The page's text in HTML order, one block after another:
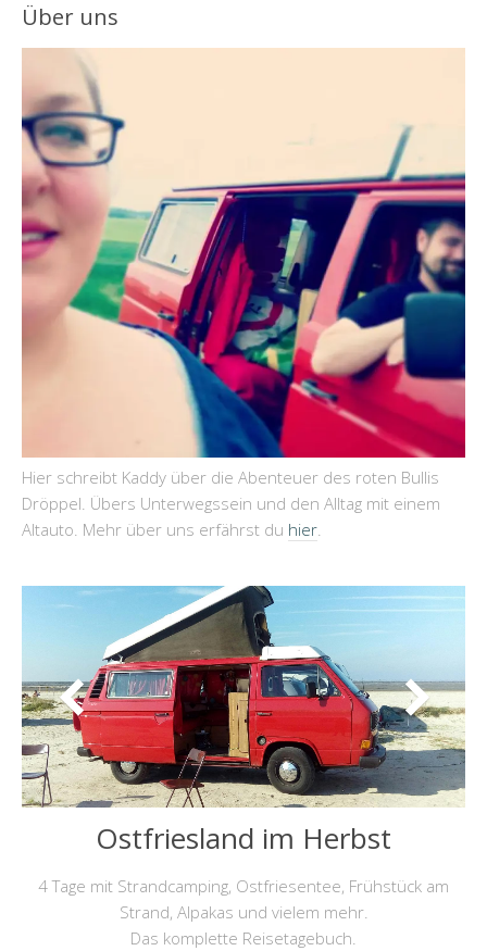
Über uns
Hier schreibt Kaddy über die Abenteuer des roten Bullis
Dröppel. Übers Unterwegssein und den Alltag mit einem
Altauto. Mehr über uns erfährst du hier.
Ostfriesland im Herbst
4 Tage mit Strandcamping, Ostfriesentee, Frühstück am
Strand, Alpakas und vielem mehr.
Das komplette Reisetagebuch.